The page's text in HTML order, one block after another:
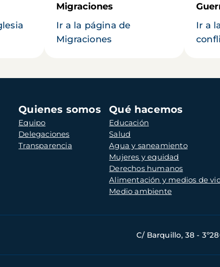
Migraciones
Ir a la página de
Migraciones
Ir a
Navegación
principal
Quienes somos
Equipo
Delegaciones
Transparencia
Qué hacemos
Educación
Salud
Agua y saneamiento
Mujeres y equidad
Derechos humanos
Alimentación y medios de
Medio ambiente
C/ Barquillo, 38 -